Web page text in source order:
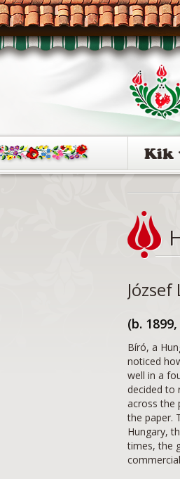
Kik
(b.
Bíró, a
noticed
well in a
decided to
across the
the paper.
Hungary,
times, the